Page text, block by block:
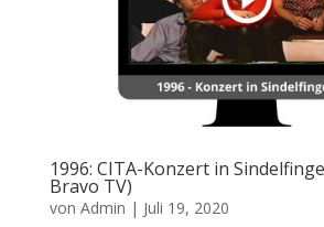
1996: CITA-Konzert in
Bravo TV)
von Admin | Juli 19, 2020